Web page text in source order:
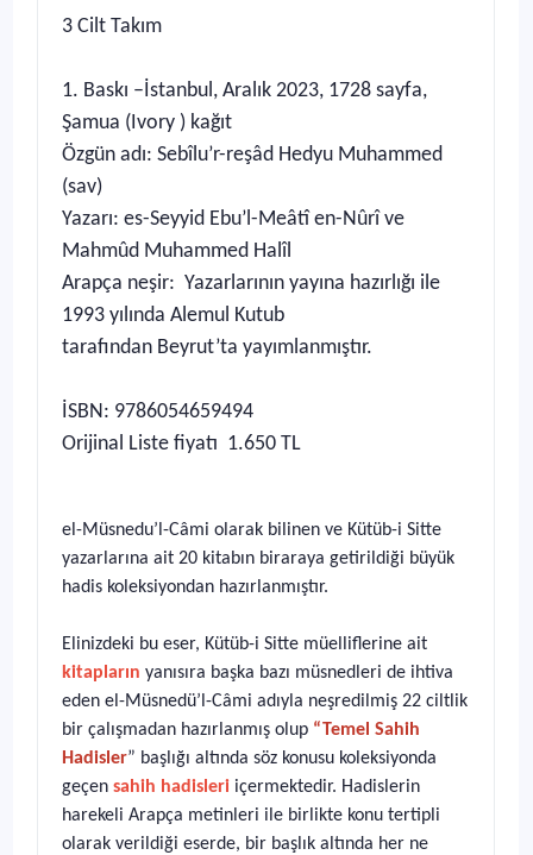
3 Cilt Takım
1. Baskı –İstanbul, Aralık 2023, 1728 sayfa,
Şamua (Ivory ) kağıt
Özgün adı: Sebîlu’r-reşâd Hedyu Muhammed
(sav)
Yazarı: es-Seyyid Ebu’l-Meâtî en-Nûrî ve
Mahmûd Muhammed Halîl
Arapça neşir: Yazarlarının yayına hazırlığı ile
1993 yılında Alemul Kutub
tarafından Beyrut’ta yayımlanmıştır.
İSBN: 9786054659494
Orijinal Liste fiyatı 1.650 TL
el-Müsnedu’l-Câmi olarak bilinen ve Kütüb-i Sitte
yazarlarına ait 20 kitabın biraraya getirildiği büyük
hadis koleksiyondan hazırlanmıştır.
Elinizdeki bu eser, Kütüb-i Sitte müelliflerine ait
kitapların yanısıra başka bazı müsnedleri de ihtiva
eden el-Müsnedü’l-Câmi adıyla neşredilmiş 22 ciltlik
bir çalışmadan hazırlanmış olup “Temel Sahih
Hadisler” başlığı altında söz konusu koleksiyonda
geçen sahih hadisleri içermektedir. Hadislerin
harekeli Arapça metinleri ile birlikte konu tertipli
olarak verildiği eserde, bir başlık altında her ne